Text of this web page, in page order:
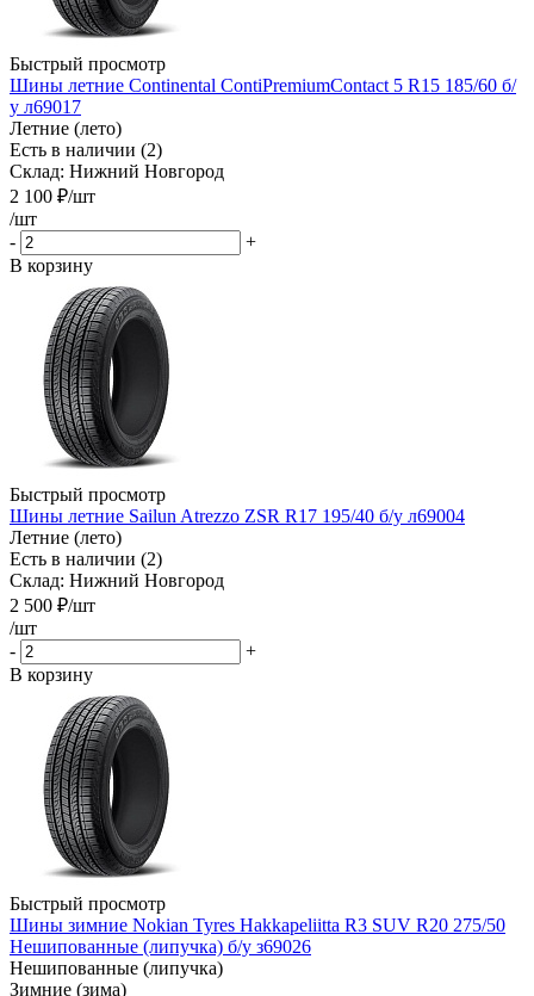
Быстрый просмотр
Шины летние Continental ContiPremiumContact 5 R15 185/60 б/
у л69017
Летние (лето)
Есть в наличии (2)
Склад: Нижний Новгород
2 100 ₽/шт
/шт
-
+
В корзину
Быстрый просмотр
Шины летние Sailun Atrezzo ZSR R17 195/40 б/у л69004
Летние (лето)
Есть в наличии (2)
Склад: Нижний Новгород
2 500 ₽/шт
/шт
-
+
В корзину
Быстрый просмотр
Шины зимние Nokian Tyres Hakkapeliitta R3 SUV R20 275/50
Нешипованные (липучка) б/у з69026
Нешипованные (липучка)
Зимние (зима)